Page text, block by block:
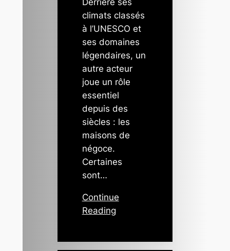
climats classés
à l’UNESCO et
ses domaines
légendaires, un
autre acteur
joue un rôle
essentiel
depuis des
siècles : les
maisons de
négoce.
Certaines
sont…
Continue
Reading